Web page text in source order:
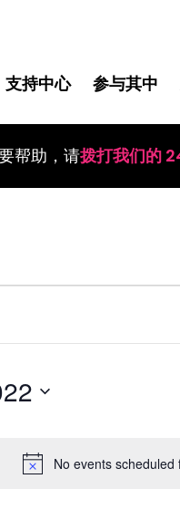
支持中心 参与其中
帮助，请拨打我们的
No events